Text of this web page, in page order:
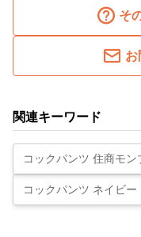
そ
関連キーワード
コックパンツ 住商モン
コックパンツ ネイビー